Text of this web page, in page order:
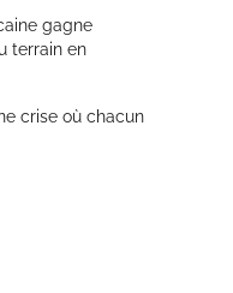
gagne
terrain en
crise où chacun